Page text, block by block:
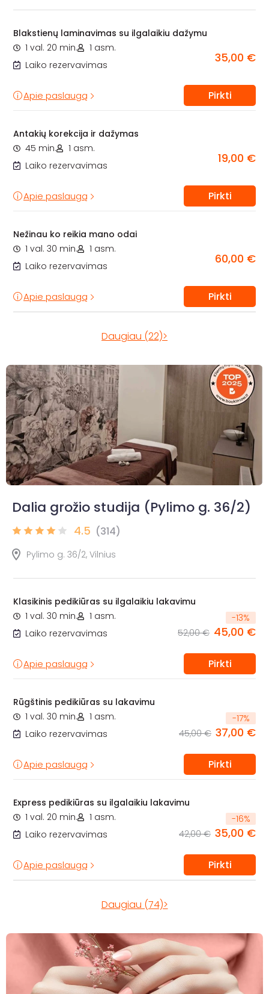
Blakstienų laminavimas su ilgalaikiu dažymu
1 val. 20 min.
1 asm.
Laiko rezervavimas
35,00 €
Apie paslaugą Pirkti
Antakių korekcija ir dažymas
45 min.
1 asm.
Laiko rezervavimas
19,00 €
Apie paslaugą Pirkti
Nežinau ko reikia mano odai
1 val. 30 min.
1 asm.
Laiko rezervavimas
60,00 €
Apie paslaugą Pirkti
Daugiau (22)>
Dalia grožio studija (Pylimo g. 36/2)
4.5 (314)
Pylimo g. 36/2, Vilnius
Klasikinis pedikiūras su ilgalaikiu lakavimu
1 val. 30 min.
1 asm.
Laiko rezervavimas
-13%
52,00 € 45,00 €
Apie paslaugą Pirkti
Rūgštinis pedikiūras su lakavimu
1 val. 30 min.
1 asm.
Laiko rezervavimas
-17%
45,00 € 37,00 €
Apie paslaugą Pirkti
Express pedikiūras su ilgalaikiu lakavimu
1 val. 20 min.
1 asm.
Laiko rezervavimas
-16%
42,00 € 35,00 €
Apie paslaugą Pirkti
Daugiau (74)>